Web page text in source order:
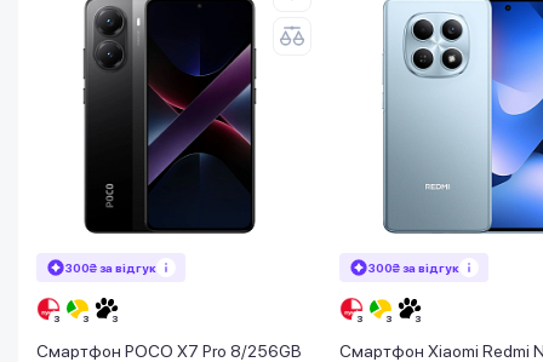
300₴ за відгук
Смартфон POCO X7 Pro 8/256GB
300₴ за відгук
Смартфон Xiaomi Redmi